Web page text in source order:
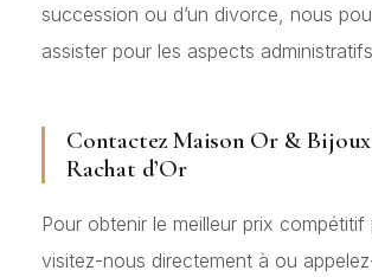
succession ou d’un divorce, nous
assister pour les aspects
Contactez Maison Or &
Rachat d’Or
Pour obtenir le meilleur prix compétitif
visitez-nous directement à ou